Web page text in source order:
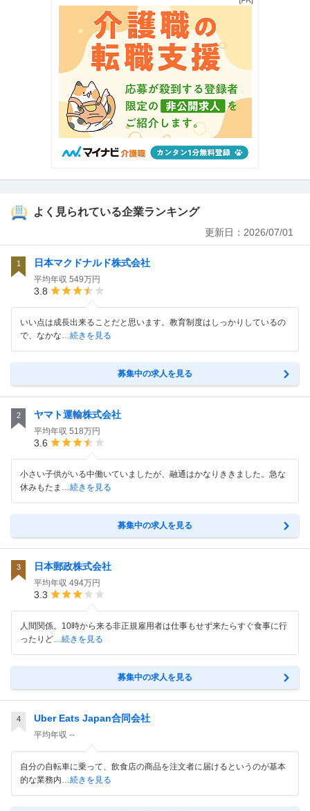
よく見られている企業ランキング
更新日： 2026/07/01
1 日本マクドナルド株式会社
平均年収 549万円
3.8
いい点は成長出来ることだと思います。教育制度はしっかりしているの
で、なかな…続きを見る
募集中の求人を見る
2 ヤマト運輸株式会社
平均年収 518万円
3.6
小さい子供がいる中働いていましたが、融通はかなりききました。急な
休みもたま …続きを見る
募集中の求人を見る
3 日本郵政株式会社
平均年収 494万円
3.3
人間関係。10時から来る非正規雇用者は仕事もせず来たらすぐ食事に行
ったりど…続きを見る
募集中の求人を見る
4 Uber Eats Japan合同会社
平均年収 --
自分の自転車に乗って、飲食店の商品を注文者に届けるというのが基本
的な業務内…続きを見る